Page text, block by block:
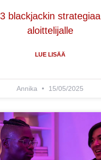
3 blackjackin strategiaa
aloittelijalle
LUE LISÄÄ
Annika 15/05/2025